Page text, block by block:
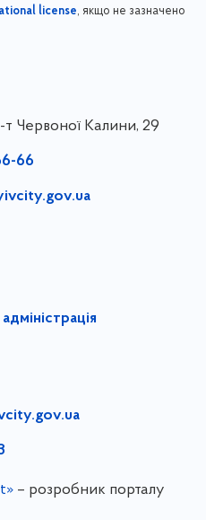
license, якщо не зазначено
т Червоної Калини, 29
66
– розробник порталу